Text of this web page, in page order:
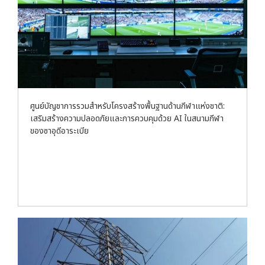
ศูนย์บัญชาการรวมสำหรับโครงสร้างพื้นฐานด้านกีฬาแห่งชาติ:
เสริมสร้างความปลอดภัยและการควบคุมด้วย AI ในสนามกีฬา
ของซาอุดีอาระเบีย